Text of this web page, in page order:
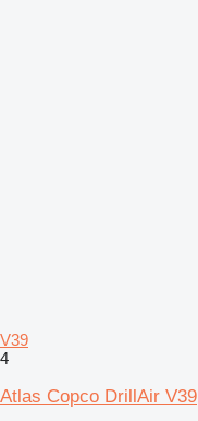
V39
4
Atlas Copco DrillAir V39